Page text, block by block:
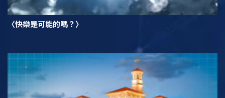
〈快樂是可能的嗎？〉